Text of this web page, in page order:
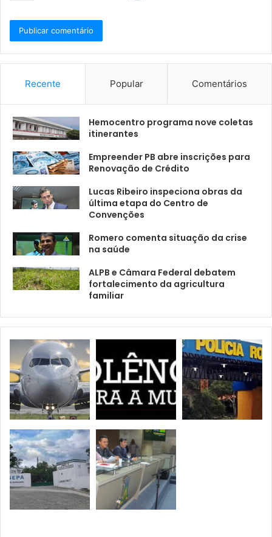
Recente Popular Comentários
Hemocentro programa nove coletas
itinerantes
Empreender PB abre inscrições para
Renovação de Crédito
Lucas Ribeiro inspeciona obras da
última etapa do Centro de
Convenções
Romero comenta situação da crise
na saúde
ALPB e Câmara Federal debatem
fortalecimento da agricultura
familiar